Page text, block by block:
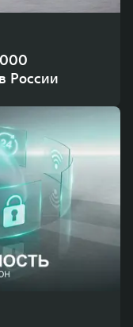
России